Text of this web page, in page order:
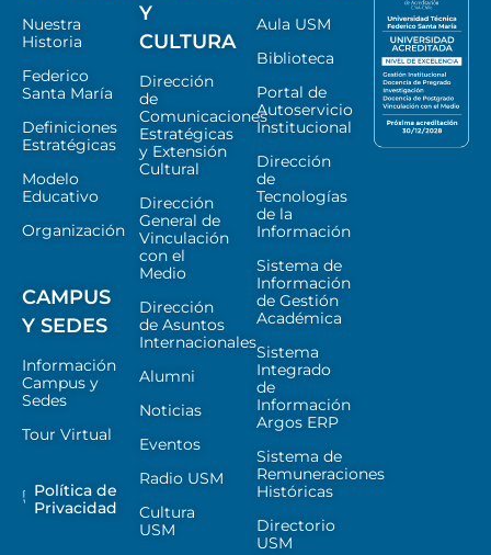
Nuestra
Historia
Federico
Santa María
Definiciones
Estratégicas
Modelo
Educativo
Organización
CAMPUS
Y SEDES
Información
Campus y
Sedes
Tour Virtual
Política de
Privacidad
Y
CULTURA
Dirección
de
Comunicaciones
Estratégicas
y Extensión
Cultural
Dirección
General de
Vinculación
con el
Medio
Dirección
de Asuntos
Internacionales
Alumni
Noticias
Eventos
Radio USM
Cultura
USM
Aula USM
Biblioteca
Portal de
Autoservicio
Institucional
Dirección
de
Tecnologías
de la
Información
Sistema de
Información
de Gestión
Académica
Sistema
Integrado
de
Información
Argos ERP
Sistema de
Remuneraciones
Históricas
Directorio
USM